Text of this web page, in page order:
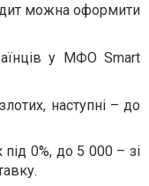
можна оформити
у МФО Smart
наступні – до
0%, до 5 000 – зі